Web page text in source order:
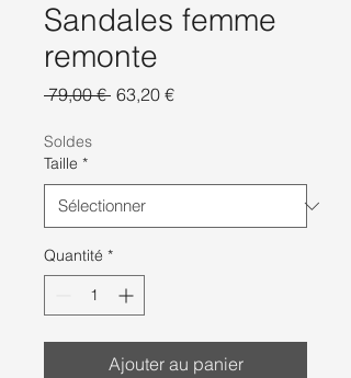
Sandales femme
remonte
79,00 € Prix
63,20 €Prix
Soldes
Taille *
Quantité *
Ajouter au panier